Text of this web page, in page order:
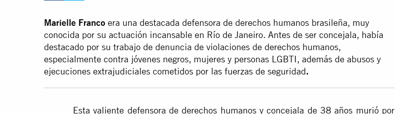
Marielle Franco era una destacada defensora de derechos humanos brasileña, muy
conocida por su actuación incansable en Río de Janeiro. Antes de ser concejala, había
destacado por su trabajo de denuncia de violaciones de derechos humanos,
especialmente contra jóvenes negros, mujeres y personas LGBTI, además de abusos y
ejecuciones extrajudiciales cometidos por las fuerzas de seguridad.
Esta valiente defensora de derechos humanos y concejala de 38 años murió por